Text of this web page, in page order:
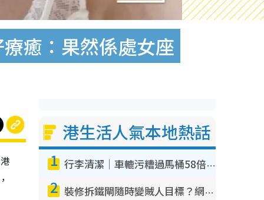
癒：果然係處女座
港生活人氣本地熱話
1 行李清潔｜車轆污糟過馬桶58倍！專家警告忌用酒精抹 教1招免污手除菌
2 裝修拆鐵閘隨時變賊人目標？網民揭2大關鍵用途：裝新式等於白裝？附新舊鐵閘分別